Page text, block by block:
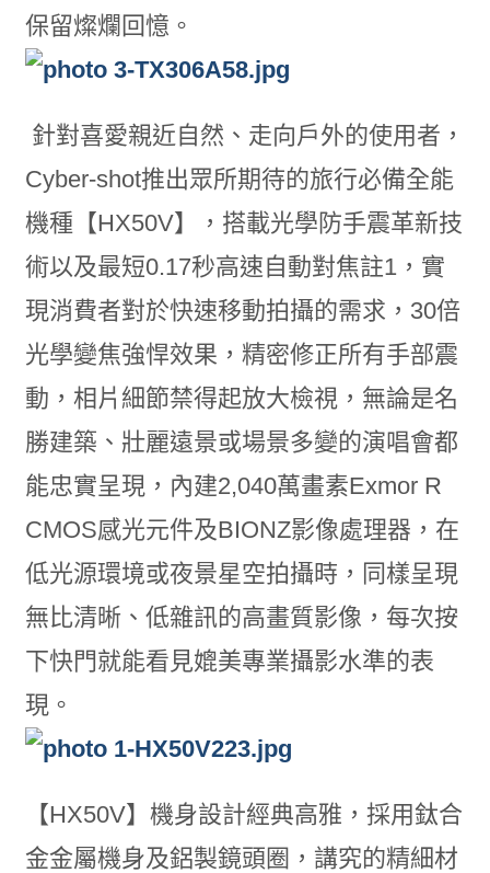
保留燦爛回憶。
針對喜愛親近自然、走向戶外的使用者，
Cyber-shot推出眾所期待的旅行必備全能
機種【HX50V】，搭載光學防手震革新技
術以及最短0.17秒高速自動對焦註1，實
現消費者對於快速移動拍攝的需求，30倍
光學變焦強悍效果，精密修正所有手部震
動，相片細節禁得起放大檢視，無論是名
勝建築、壯麗遠景或場景多變的演唱會都
能忠實呈現，內建2,040萬畫素Exmor R
CMOS感光元件及BIONZ影像處理器，在
低光源環境或夜景星空拍攝時，同樣呈現
無比清晰、低雜訊的高畫質影像，每次按
下快門就能看見媲美專業攝影水準的表
現。
【HX50V】機身設計經典高雅，採用鈦合
金金屬機身及鋁製鏡頭圈，講究的精細材